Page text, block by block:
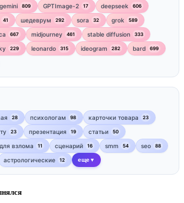
gemini 809 GPTImage-2 17 deepseek 606
41 шедеврум 292 sora 32 grok 589
667 midjourney 461 stable diffusion 333
229 leonardo 315 ideogram 282 bard 699
28 психологам 98 карточки товара 23
23 презентация 19 статьи 50
для взлома 11 сценарий 16 smm 54 seo 88
астрологические 12 еще ▼